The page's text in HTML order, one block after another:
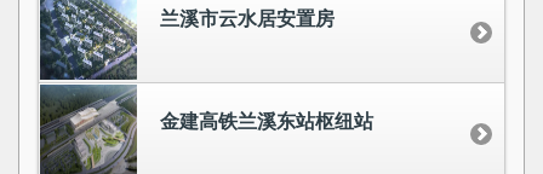
兰溪市云水居安置房
金建高铁兰溪东站枢纽站